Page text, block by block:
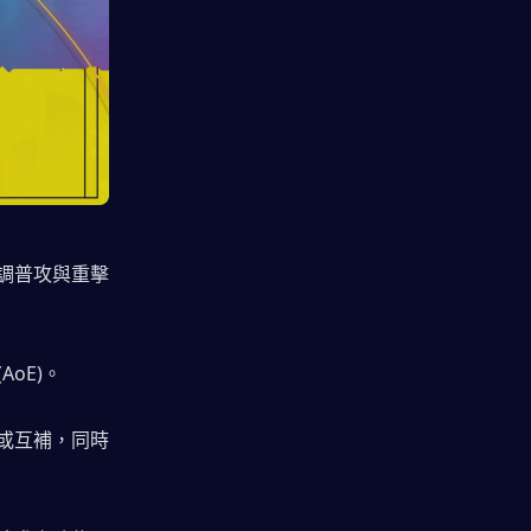
普攻與重擊
。
互補，同時